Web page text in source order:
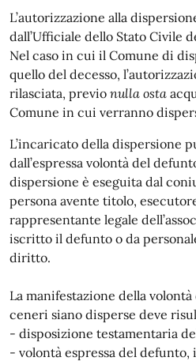
L’autorizzazione alla
dall’Ufficiale dello Stato Civile
Nel caso in cui il Comune di
quello del decesso,
rilasciata, previo nulla osta
Comune in cui verranno
L’incaricato della dispersione
dall’espressa volontà del
dispersione è eseguita dal
persona avente titolo,
rappresentante legale
iscritto il defunto o da
diritto.
La manifestazione della
ceneri siano disperse deve
- disposizione testamentaria
- volontà espressa del defunto,